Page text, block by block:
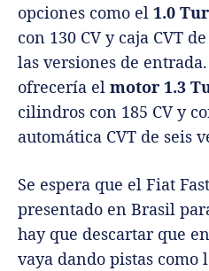
opciones como el 1.0
con 130 CV y caja CVT
las versiones de
ofrecería el motor 1.3
cilindros con 185 CV y
automática CVT de seis
Se espera que el Fiat
presentado en Brasil
hay que descartar que
vaya dando pistas